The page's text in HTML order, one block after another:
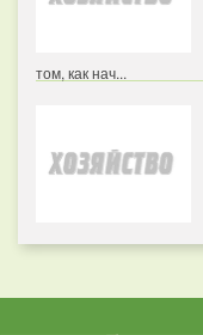
том, как нач...